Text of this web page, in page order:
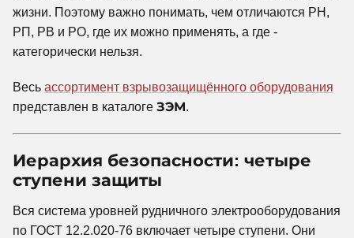
жизни. Поэтому важно понимать, чем отличаются РН,
РП, РВ и РО, где их можно применять, а где -
категорически нельзя.
Весь ассортимент взрывозащищённого оборудования
представлен в каталоге ЗЭМ.
Иерархия безопасности: четыре
ступени защиты
Вся система уровней рудничного электрооборудования
по ГОСТ 12.2.020-76 включает четыре ступени. Они